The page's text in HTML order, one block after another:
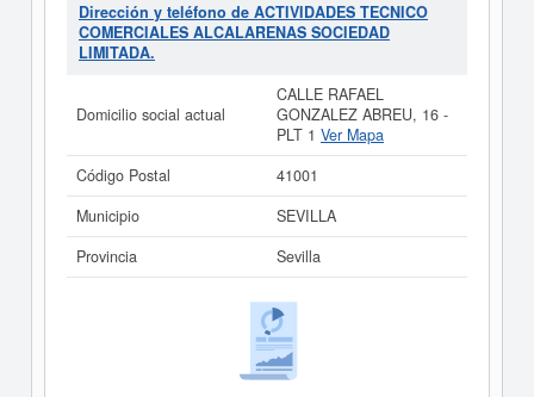
Dirección y teléfono de ACTIVIDADES TECNICO
COMERCIALES ALCALARENAS SOCIEDAD
LIMITADA.
Domicilio social actual
CALLE RAFAEL
GONZALEZ ABREU, 16 -
PLT 1 Ver Mapa
Código Postal
41001
Municipio
SEVILLA
Provincia
Sevilla